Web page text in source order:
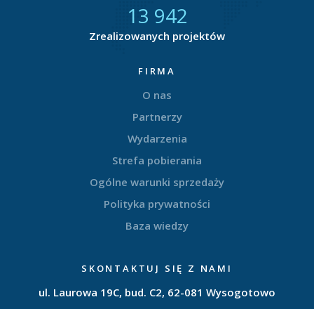
14 655
Zrealizowanych projektów
FIRMA
O nas
Partnerzy
Wydarzenia
Strefa pobierania
Ogólne warunki sprzedaży
Polityka prywatności
Baza wiedzy
SKONTAKTUJ SIĘ Z NAMI
ul. Laurowa 19C, bud. C2, 62-081 Wysogotowo